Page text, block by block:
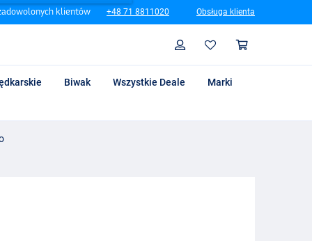
klientów +48 71 8811020 Obsługa klienta
Profil
Biwak Wszystkie Deale
Marki